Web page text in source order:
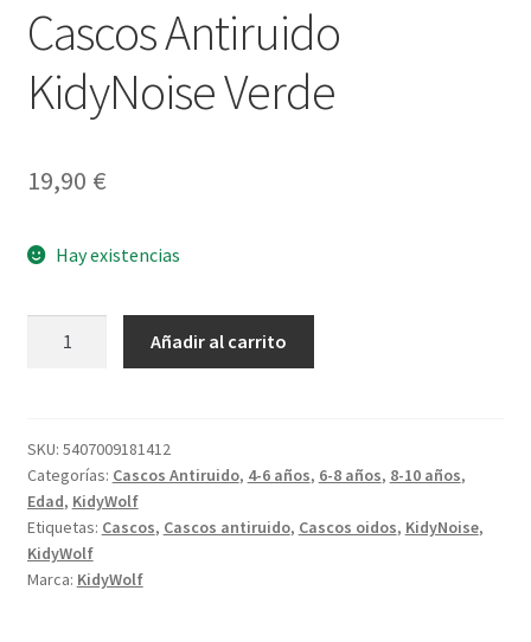
Cascos Antiruido
KidyNoise Verde
19,90 €
Hay existencias
cantidad
Añadir al carrito
SKU: 5407009181412
Categorías: Cascos Antiruido, 4-6 años, 6-8 años, 8-10 años,
Edad, KidyWolf
Etiquetas: Cascos, Cascos antiruido, Cascos oidos, KidyNoise,
KidyWolf
Marca: KidyWolf